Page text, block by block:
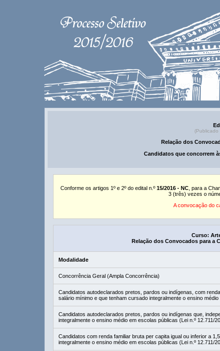
(Publicado
Relação dos
Candidatos que concorrem
Conforme os artigos 1º e 2º do edital n.º 15/2016 - NC , para a
3 (três) vezes o
A convocação do
Curso:
Relação dos Convocados para a
Modalidade
Concorrência Geral (Ampla Concorrência)
Candidatos autodeclarados pretos, pardos ou indígenas, com
salário mínimo e que tenham cursado integralmente o ensino
Candidatos autodeclarados pretos, pardos ou indígenas que,
integralmente o ensino médio em escolas públicas (Lei n.º 12.711/
Candidatos com renda familiar bruta per capita igual ou inferior a
integralmente o ensino médio em escolas públicas (Lei n.º 12.711/